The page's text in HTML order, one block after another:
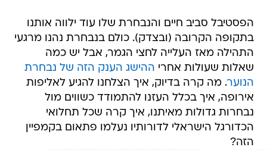
הפסטיבל סביב חיים והנבחרת שלו עוד ילווה אותנו
בתקופה הקרובה (ובצדק). כולם בנבחרת נהנו מרגעי
התהילה מאז העלייה לחצי הגמר, אבל יש כמה
שאלות שעולות אחרי ההישג הענק הזה של נבחרת
הנוער. מה קרה בדיוק, איך הצלחנו להגיע לאליפות
אירופה, איך בכלל העזנו להתמודד כשווים מול
נבחרות גדולות מאיתנו, איך קרה שכל תחלואי
הכדורגל הישראלי לדורותיו נעלמו פתאום בקמפיין
הזה?